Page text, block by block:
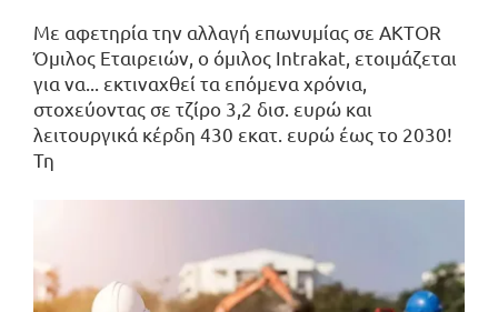
Με αφετηρία την αλλαγή επωνυμίας σε ΑKTOR
Όμιλος Εταιρειών, ο όμιλος Intrakat, ετοιμάζεται
για να... εκτιναχθεί τα επόμενα χρόνια,
στοχεύοντας σε τζίρο 3,2 δισ. ευρώ και
λειτουργικά κέρδη 430 εκατ. ευρώ έως το 2030!
Τη